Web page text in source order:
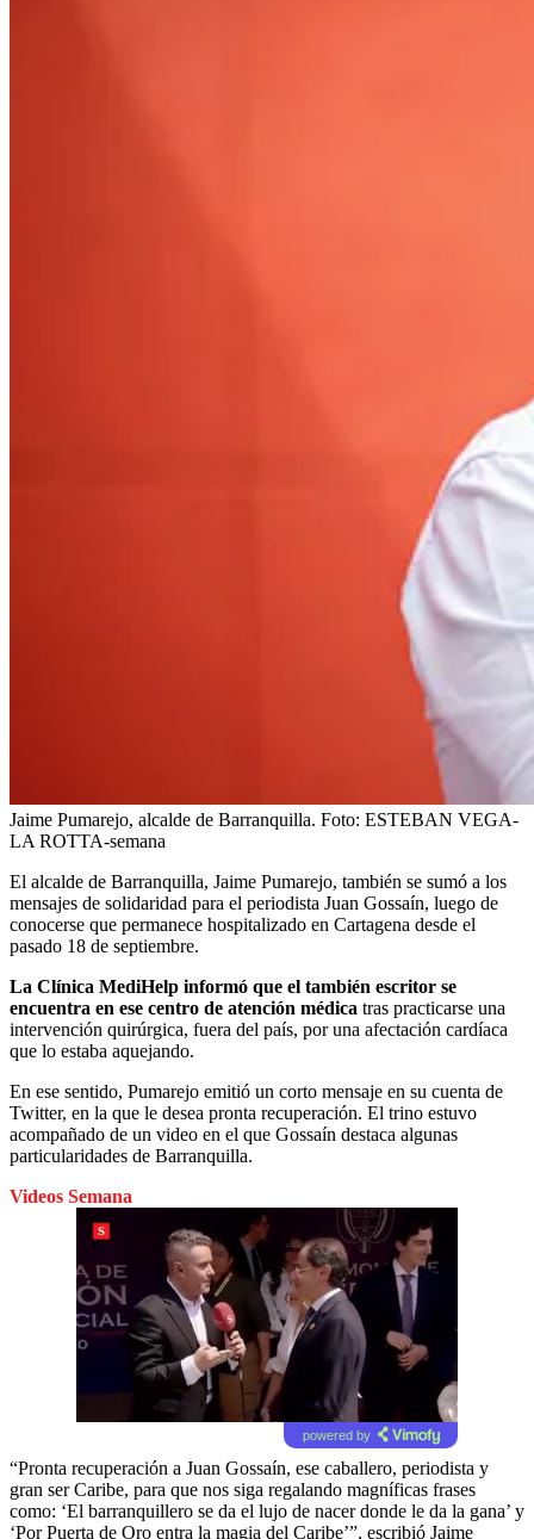
Jaime Pumarejo, alcalde de Barranquilla. Foto: ESTEBAN VEGA-
LA ROTTA-semana
El alcalde de Barranquilla, Jaime Pumarejo, también se sumó a los
mensajes de solidaridad para el periodista Juan Gossaín, luego de
conocerse que permanece hospitalizado en Cartagena desde el
pasado 18 de septiembre.
La Clínica MediHelp informó que el también escritor se
encuentra en ese centro de atención médica tras practicarse una
intervención quirúrgica, fuera del país, por una afectación cardíaca
que lo estaba aquejando.
En ese sentido, Pumarejo emitió un corto mensaje en su cuenta de
Twitter, en la que le desea pronta recuperación. El trino estuvo
acompañado de un video en el que Gossaín destaca algunas
particularidades de Barranquilla.
Videos Semana
powered by
“Pronta recuperación a Juan Gossaín, ese caballero, periodista y
gran ser Caribe, para que nos siga regalando magníficas frases
como: ‘El barranquillero se da el lujo de nacer donde le da la gana’ y
‘Por Puerta de Oro entra la magia del Caribe’”, escribió Jaime